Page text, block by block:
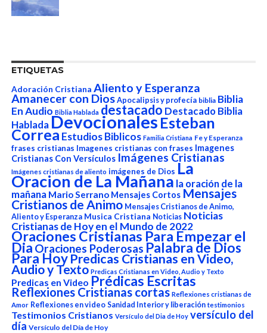
ETIQUETAS
Adoración Cristiana Aliento y Esperanza
Amanecer con Dios Apocalipsis y profecía biblia Biblia
En Audio Biblia Hablada destacado Destacado Biblia
HabladaDevocionalesEsteban
Correa Estudios Biblicos Familia Cristiana Fe y Esperanza
frases cristianas Imagenes cristianas con frases Imagenes
Cristianas Con Versículos Imágenes Cristianas
Imágenes cristianas de aliento imágenes de Dios La
Oracion de La Mañana la oración de la
mañana Mario Serrano Mensajes Cortos Mensajes
Cristianos de Animo Mensajes Cristianos de Animo,
Aliento y Esperanza Musica Cristiana Noticias Noticias
Cristianas de Hoy en el Mundo de 2022
Oraciones Cristianas Para Empezar el
DiaOraciones Poderosas Palabra de Dios
Para Hoy Predicas Cristianas en Video,
Audio y Texto Predicas Cristianas en Video, Audio y Texto
Predicas en Video Prédicas Escritas
Reflexiones Cristianas cortas Reflexiones cristianas de
Amor Reflexiones en video Sanidad Interior y liberación testimonios
Testimonios Cristianos Versículo del Dia de Hoy versículo del
día Versículo del Día de Hoy